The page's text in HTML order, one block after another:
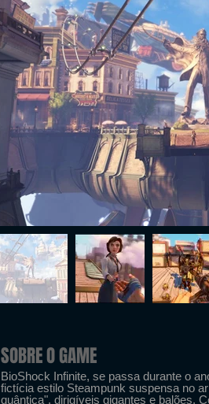
SOBRE O GAME
BioShock Infinite, se passa durante o
fictícia estilo Steampunk suspensa no
quântica", dirigíveis gigantes e balões.